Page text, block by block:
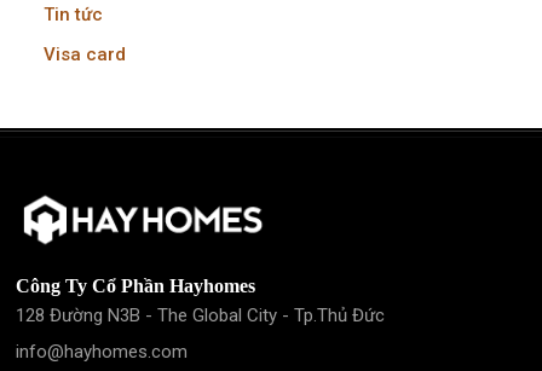
Tin tức
Visa card
Công Ty Cổ Phần Hayhomes
128 Đường N3B - The Global City - Tp.Thủ Đức
info@hayhomes.com